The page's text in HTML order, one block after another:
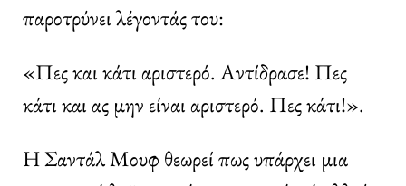
παροτρύνει λέγοντάς του:
«Πες και κάτι αριστερό. Αντίδρασε! Πες
κάτι και ας μην είναι αριστερό. Πες κάτι!».
Η Σαντάλ Μουφ θεωρεί πως υπάρχει μια